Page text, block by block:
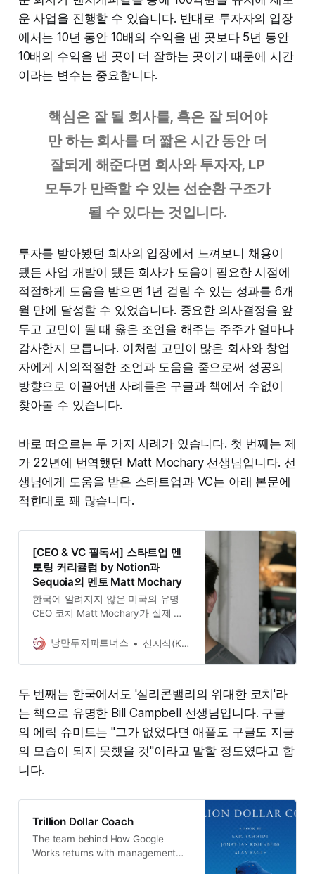
운 사업을 진행할 수 있습니다. 반대로 투자자의 입장
에서는 10년 동안 10배의 수익을 낸 곳보다 5년 동안
10배의 수익을 낸 곳이 더 잘하는 곳이기 때문에 시간
이라는 변수는 중요합니다.
핵심은 잘 될 회사를, 혹은 잘 되어야
만 하는 회사를 더 짧은 시간 동안 더
잘되게 해준다면 회사와 투자자, LP
모두가 만족할 수 있는 선순환 구조가
될 수 있다는 것입니다.
투자를 받아봤던 회사의 입장에서 느껴보니 채용이
됐든 사업 개발이 됐든 회사가 도움이 필요한 시점에
적절하게 도움을 받으면 1년 걸릴 수 있는 성과를 6개
월 만에 달성할 수 있었습니다. 중요한 의사결정을 앞
두고 고민이 될 때 옳은 조언을 해주는 주주가 얼마나
감사한지 모릅니다. 이처럼 고민이 많은 회사와 창업
자에게 시의적절한 조언과 도움을 줌으로써 성공의
방향으로 이끌어낸 사례들은 구글과 책에서 수없이
찾아볼 수 있습니다.
바로 떠오르는 두 가지 사례가 있습니다. 첫 번째는 제
가 22년에 번역했던 Matt Mochary 선생님입니다. 선
생님에게 도움을 받은 스타트업과 VC는 아래 본문에
적힌대로 꽤 많습니다.
[CEO & VC 필독서] 스타트업 멘
토링 커리큘럼 by Notion과
Sequoia의 멘토 Matt Mochary
한국에 알려지지 않은 미국의 유명
CEO 코치 Matt Mochary가 실제 스
는 코칭 내용을 바탕으로 작성한 스
낭만투자파트너스 신지식(Knowledge Shin)
두 번째는 한국에서도 '실리콘밸리의 위대한 코치'라
는 책으로 유명한 Bill Campbell 선생님입니다. 구글
의 에릭 슈미트는 "그가 없었다면 애플도 구글도 지금
의 모습이 되지 못했을 것"이라고 말할 정도였다고 합
니다.
Trillion Dollar Coach
The team behind How Google
Works returns with management